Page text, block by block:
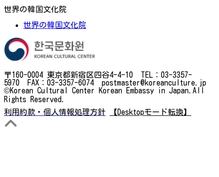
世界の韓国文化院
世界の韓国文化院
〒160-0004 東京都新宿区四谷4-4-10 TEL：03-3357-
5970 FAX：03-3357-6074 postmaster@koreanculture.jp
©Korean Cultural Center Korean Embassy in Japan.All
Rights Reserved.
利用約款・個人情報処理方針
【Desktopモード転換】